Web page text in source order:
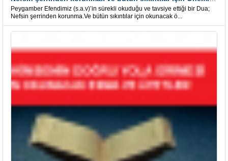
Peygamber Efendimiz (s.a.v)’in sürekli okuduğu ve tavsiye ettiği bir Dua;
Nefsin şerrinden korunma.Ve bütün sıkıntılar için okunacak ö...